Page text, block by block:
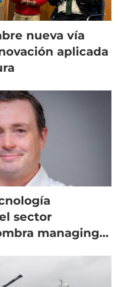
nueva vía
aplicada
sector
managing